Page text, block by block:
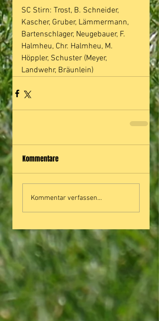
SC Stirn: Trost, B. Schneider,
Kascher, Gruber, Lämmermann,
Bartenschlager, Neugebauer, F.
Halmheu, Chr. Halmheu, M.
Höppler, Schuster (Meyer,
Landwehr, Bräunlein)
Kommentare
Kommentar verfassen...